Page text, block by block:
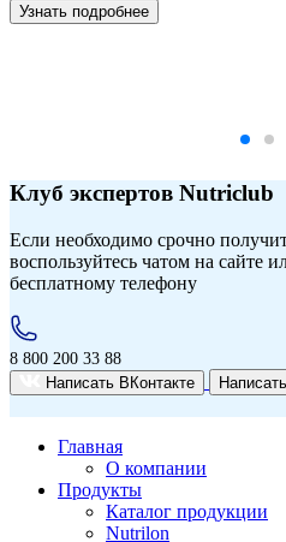
Узнать подробнее
Клуб экспертов Nutriclub
Если необходимо срочно
воспользуйтесь чатом на сайте
бесплатному телефону
8 800 200 33 88
Написать ВКонтакте
Главная
О компании
Продукты
Каталог продукции
Nutrilon